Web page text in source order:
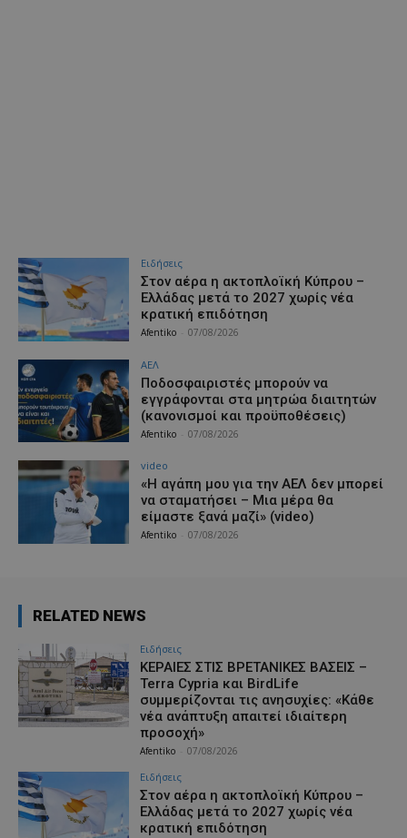
Ειδήσεις
Στον αέρα η ακτοπλοϊκή Κύπρου –
Ελλάδας μετά το 2027 χωρίς νέα
κρατική επιδότηση
Afentiko 07/08/2026
ΑΕΛ
Ποδοσφαιριστές μπορούν να
εγγράφονται στα μητρώα διαιτητών
(κανονισμοί και προϋποθέσεις)
Afentiko 07/08/2026
video
«Η αγάπη μου για την ΑΕΛ δεν μπορεί
να σταματήσει – Μια μέρα θα
είμαστε ξανά μαζί» (video)
Afentiko 07/08/2026
RELATED NEWS
Ειδήσεις
ΚΕΡΑΙΕΣ ΣΤΙΣ ΒΡΕΤΑΝΙΚΕΣ ΒΑΣΕΙΣ –
Terra Cypria και BirdLife
συμμερίζονται τις ανησυχίες: «Κάθε
νέα ανάπτυξη απαιτεί ιδιαίτερη
προσοχή»
Afentiko 07/08/2026
Ειδήσεις
Στον αέρα η ακτοπλοϊκή Κύπρου –
Ελλάδας μετά το 2027 χωρίς νέα
κρατική επιδότηση